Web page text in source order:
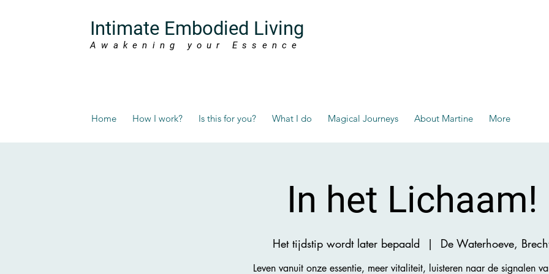
Intimate Embodied Living
Awakening your Essence
Home How I work? Is this for you? What I do Magical Journeys About Martine More
In het Lichaam!
Het tijdstip wordt later bepaald
  |
De Waterhoeve,
Leven vanuit onze essentie, meer vitaliteit, luisteren naar de signalen